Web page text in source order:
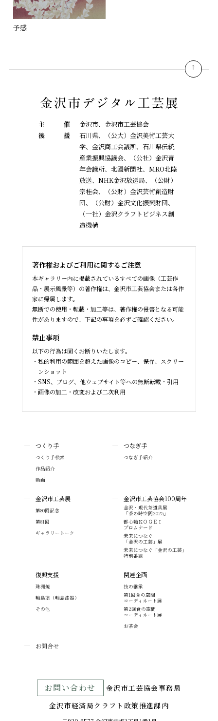
予感
主 催
金沢市、金沢市工芸協会
後
援
石川県、（公大）金沢美術工芸大
学、金沢商工会議所、石川県伝統
産業振興協議会、
（公社）金沢青
年会議所、北國新聞社、MRO北陸
放送、NHK金沢放送局、（公財）
宗桂会、
（公財）金沢芸術創造財
団、（公財）金沢文化振興財団、
（一社）金沢クラフトビジネス創
造機構
著作権およびご利用に関するご注意
本ギャラリー内に掲載されているすべての画像（工芸作
品・展示風景等）の著作権は、金沢市工芸協会または各作
家に帰属します。
無断での使用・転載・加工等は、著作権の侵害となる可能
性がありますので、下記の事項を必ずご確認ください。
禁止事項
以下の行為は固くお断りいたします。
私的利用の範囲を超えた画像のコピー、保存、スクリー
ンショット
SNS、ブログ、他ウェブサイト等への無断転載・引用
画像の加工・改変および二次利用
つくり手
つくり手検索
作品紹介
動画
つなぎ手
つなぎ手紹介
金沢市工芸展
第80回記念
第81回
ギャラリートーク
金沢市工芸協会100周年
金沢・現代茶道具展
「茶の時空間2025」
都心軸ＫＯＧＥＩ
プロムナード
未来につなぐ
「金沢の工芸」展
未来につなぐ「金沢の工芸」
特別番組
復興支援
珠洲焼
輪島塗（輪島漆器）
その他
関連企画
技の継承
第1回食の空間
コーディネート展
第2回食の空間
コーディネート展
お茶会
お問合せ
お問い合わせ
⾦沢市⼯芸協会事務局
金沢市経済局クラフト政策推進課内